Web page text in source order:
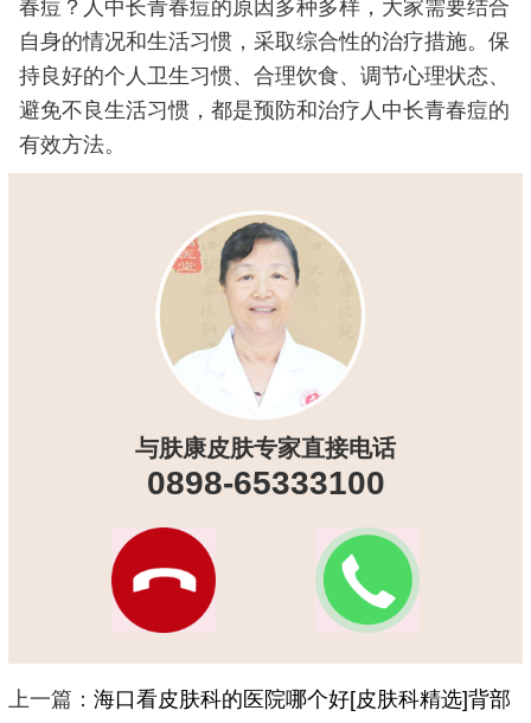
春痘？人中长青春痘的原因多种多样，大家需要结合
自身的情况和生活习惯，采取综合性的治疗措施。保
持良好的个人卫生习惯、合理饮食、调节心理状态、
避免不良生活习惯，都是预防和治疗人中长青春痘的
有效方法。
与肤康皮肤专家直接电话
0898-65333100
上一篇： 海口看皮肤科的医院哪个好[皮肤科精选]背部